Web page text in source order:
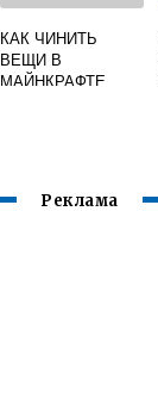
КАК ЧИНИТЬ
ВЕЩИ В
МАЙНКРАФТЕ
Реклама